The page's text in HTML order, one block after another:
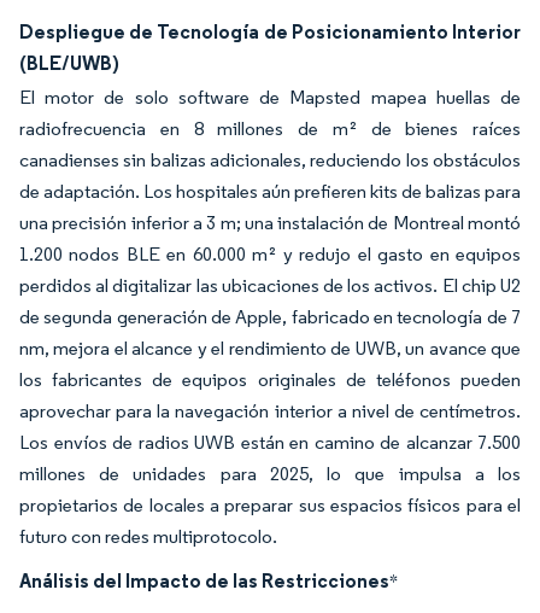
Despliegue de Tecnología de Posicionamiento Interior
(BLE/UWB)
El motor de solo software de Mapsted mapea huellas de
radiofrecuencia en 8 millones de m² de bienes raíces
canadienses sin balizas adicionales, reduciendo los obstáculos
de adaptación. Los hospitales aún prefieren kits de balizas para
una precisión inferior a 3 m; una instalación de Montreal montó
1.200 nodos BLE en 60.000 m² y redujo el gasto en equipos
perdidos al digitalizar las ubicaciones de los activos. El chip U2
de segunda generación de Apple, fabricado en tecnología de 7
nm, mejora el alcance y el rendimiento de UWB, un avance que
los fabricantes de equipos originales de teléfonos pueden
aprovechar para la navegación interior a nivel de centímetros.
Los envíos de radios UWB están en camino de alcanzar 7.500
millones de unidades para 2025, lo que impulsa a los
propietarios de locales a preparar sus espacios físicos para el
futuro con redes multiprotocolo.
Análisis del Impacto de las Restricciones*